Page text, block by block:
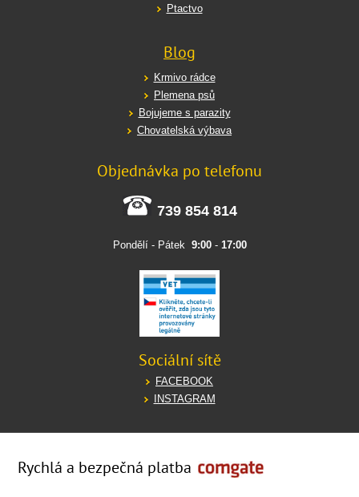
Ptactvo
Blog
Krmivo rádce
Plemena psů
Bojujeme s parazity
Chovatelská výbava
Objednávka po telefonu
739 854 814
Pondělí - Pátek 9:00- 17:00
Sociální sítě
FACEBOOK
INSTAGRAM
Rychlá a bezpečná platba